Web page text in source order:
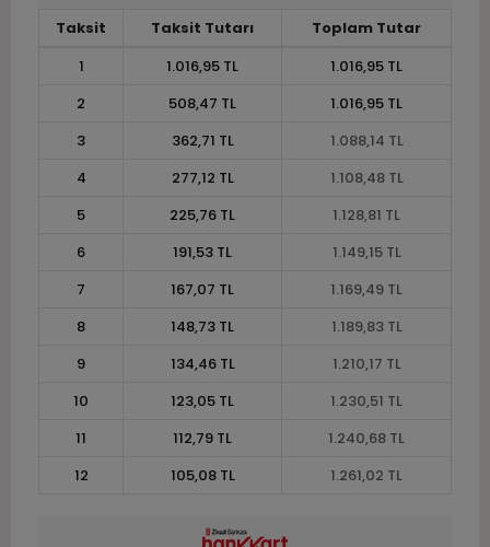
Taksit Taksit Tutarı
Toplam Tutar
1
1.016,95 TL
1.016,95 TL
2
508,47 TL
1.016,95 TL
3
362,71 TL
1.088,14 TL
4
277,12 TL
1.108,48 TL
5
225,76 TL
1.128,81 TL
6
191,53 TL
1.149,15 TL
7
167,07 TL
1.169,49 TL
8
148,73 TL
1.189,83 TL
9
134,46 TL
1.210,17 TL
10
123,05 TL
1.230,51 TL
11
112,79 TL
1.240,68 TL
12
105,08 TL 1.261,02 TL